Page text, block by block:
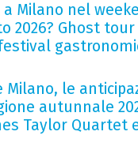
a Milano nel
2026? Ghost tour
Milano, le
autunnale
Taylor Quartet